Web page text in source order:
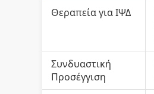
Θεραπεία για ΙΨΔ
Συνδυαστική
Προσέγγιση